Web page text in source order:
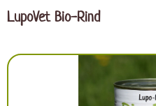
LupoVet Bio-Rind